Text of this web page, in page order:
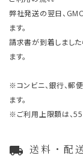
弊社発送の翌日、
ます。
請求書が到着しまし
ます。
※コンビニ、銀行、郵
ます。
※ご利用上限額は、
local_shipping 送料・配